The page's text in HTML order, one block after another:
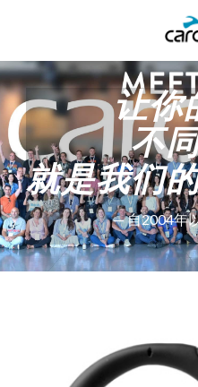
让你
不
就是我们
— 自2004年